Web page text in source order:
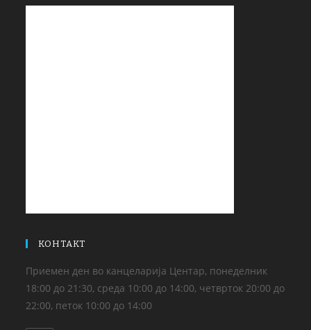
КОНТАКТ
Приемен ден во канцеларија Центар, понеделник
18:00 до 21:30, среда 10:00 до 14:00, четврток 20:00 до
22:00, петок 10:00 до 14:00